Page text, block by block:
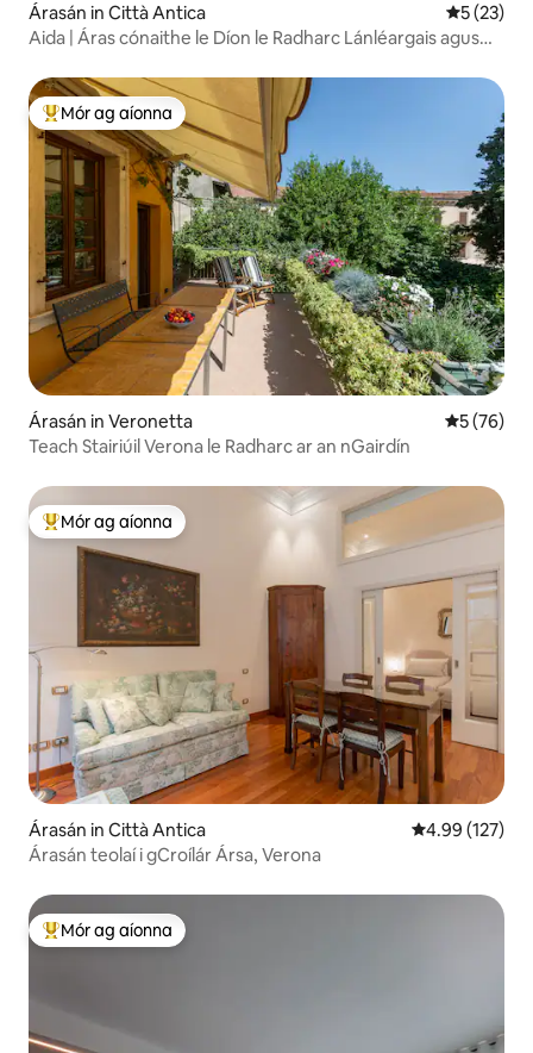
Árasán in Città Antica
5 (23)
Aida | Áras cónaithe le Díon le Radharc Lánléargais agus
An-mhór ag aíonna
Mór ag aíonna
Árasán in Veronetta
5 (76)
Teach Stairiúil Verona le Radharc ar an nGairdín
An-mhór ag aíonna
Mór ag aíonna
Árasán in Città Antica Meánrátáil
4.99 (127)
Árasán teolaí i gCroílár Ársa, Verona
An-mhór ag aíonna
Mór ag aíonna